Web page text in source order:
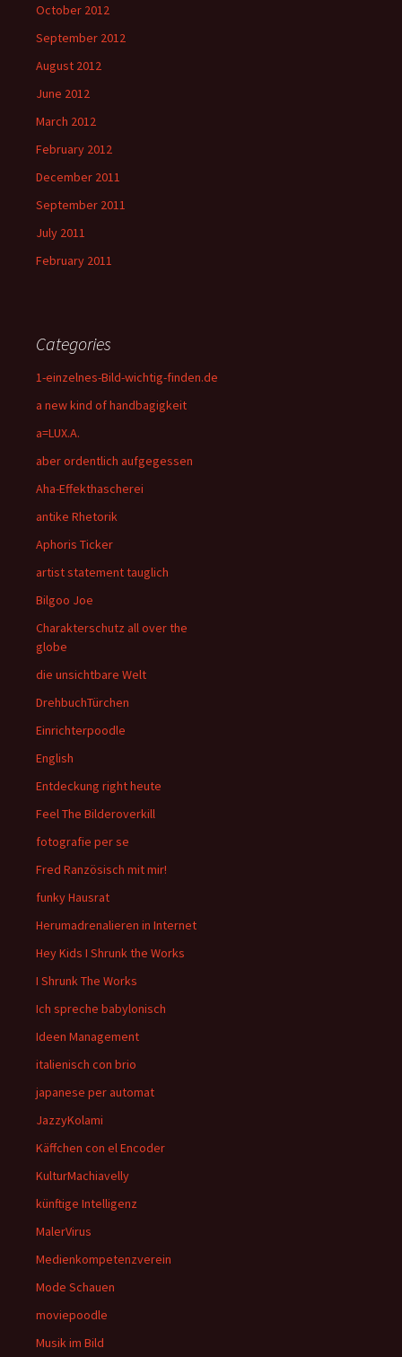
October 2012
September 2012
August 2012
June 2012
March 2012
February 2012
December 2011
September 2011
July 2011
February 2011
Categories
1-einzelnes-Bild-wichtig-finden.de
a new kind of handbagigkeit
a=LUX.A.
aber ordentlich aufgegessen
Aha-Effekthascherei
antike Rhetorik
Aphoris Ticker
artist statement tauglich
Bilgoo Joe
Charakterschutz all over the
globe
die unsichtbare Welt
DrehbuchTürchen
Einrichterpoodle
English
Entdeckung right heute
Feel The Bilderoverkill
fotografie per se
Fred Ranzösisch mit mir!
funky Hausrat
Herumadrenalieren in Internet
Hey Kids I Shrunk the Works
I Shrunk The Works
Ich spreche babylonisch
Ideen Management
italienisch con brio
japanese per automat
JazzyKolami
Käffchen con el Encoder
KulturMachiavelly
künftige Intelligenz
MalerVirus
Medienkompetenzverein
Mode Schauen
moviepoodle
Musik im Bild